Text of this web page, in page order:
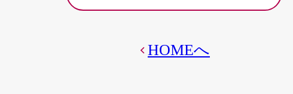
HOMEへ